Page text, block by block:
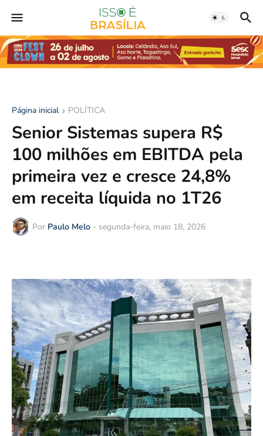
Página inicial POLÍTICA
Senior Sistemas supera R$
100 milhões em EBITDA pela
primeira vez e cresce 24,8%
em receita líquida no 1T26
Por Paulo Melo - segunda-feira, maio 18, 2026